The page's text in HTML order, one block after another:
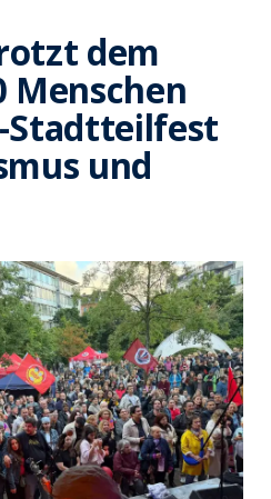
dem
Menschen
Stadtteilfest
und